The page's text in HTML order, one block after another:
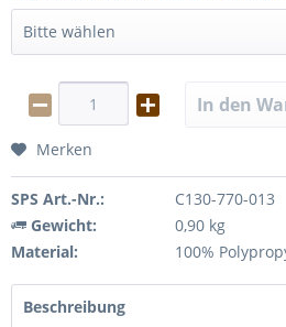
In den
Merken
SPS Art.-Nr.:
C130-770-013
Gewicht:
0,90 kg
Material:
100%
Beschreibung